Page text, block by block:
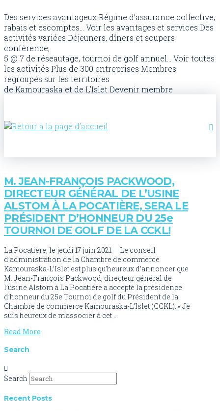
Des services avantageuxRégime d’assurance collective,
rabais et escomptes...
Voir les avantages et services Des
activités variées Déjeuners, dîners et soupers
conférence,
5 @ 7 de réseautage, tournoi de golf annuel...
Voir toutes
les activités Plus de 300 entreprises Membres
regroupés sur les territoires
de Kamouraska et de L’Islet Devenir membre
M. JEAN-FRANÇOIS PACKWOOD,
DIRECTEUR GÉNÉRAL DE L’USINE
ALSTOM À LA POCATIÈRE, SERA LE
PRÉSIDENT D’HONNEUR DU 25e
TOURNOI DE GOLF DE LA CCKL!
La Pocatière, le jeudi 17 juin 2021 — Le conseil
d’administration de la Chambre de commerce
Kamouraska-L’Islet est plus qu’heureux d’annoncer que
M. Jean-François Packwood, directeur général de
l’usine Alstom à La Pocatière a accepté la présidence
d’honneur du 25e Tournoi de golf du Président de la
Chambre de commerce Kamouraska-L’Islet (CCKL). « Je
suis heureux de m’associer à cet …
Read More
Search
Search
Recent Posts